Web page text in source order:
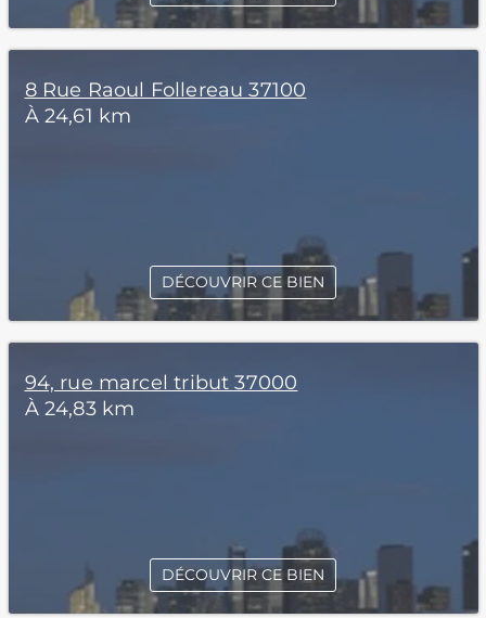
8 Rue Raoul Follereau 37100
À 24,61 km
DÉCOUVRIR CE BIEN
94, rue marcel tribut 37000
À 24,83 km
DÉCOUVRIR CE BIEN